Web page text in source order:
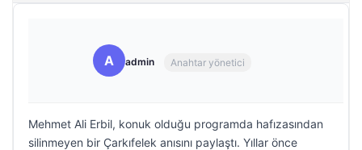
A admin Anahtar yönetici
Mehmet Ali Erbil, konuk olduğu programda hafızasından
silinmeyen bir Çarkıfelek anısını paylaştı. Yıllar önce